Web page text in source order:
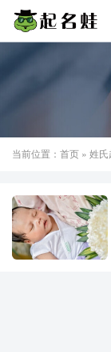
当前位置： 首页 » 姓氏